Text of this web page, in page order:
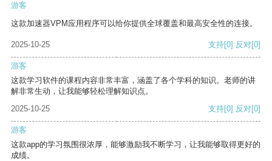
游客
这款加速器VPM应用程序可以给你提供全球覆盖和最高安全性的连接。
2025-10-25 支持[0] 反对[0]
游客
这款学习软件的课程内容非常丰富，涵盖了各个学科的知识。老师的讲
解非常生动，让我能够轻松理解知识点。
2025-10-25
支持[0] 反对[0]
游客
这款app的学习氛围很浓厚，能够激励我不断学习，让我能够取得更好的
成绩。